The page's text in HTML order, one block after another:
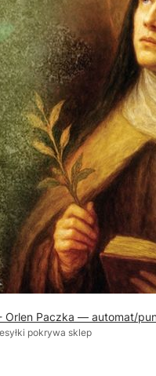
Orlen Paczka — automat/
pokrywa sklep